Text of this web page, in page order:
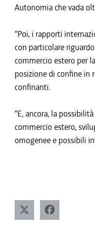
Autonomia che vada
"Poi, i rapporti
con particolare
commercio estero per
posizione di confine in
confinanti.
"E, ancora, la
commercio estero,
omogenee e possibili